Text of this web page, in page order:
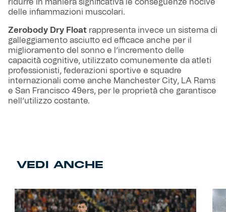
ridurre in maniera significativa le conseguenze nocive
delle infiammazioni muscolari.
Zerobody Dry Float rappresenta invece un sistema di
galleggiamento asciutto ed efficace anche per il
miglioramento del sonno e l’incremento delle
capacità cognitive, utilizzato comunemente da atleti
professionisti, federazioni sportive e squadre
internazionali come anche Manchester City, LA Rams
e San Francisco 49ers, per le proprietà che garantisce
nell’utilizzo costante.
VEDI ANCHE